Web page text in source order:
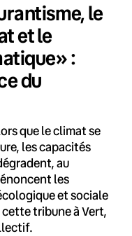
le
et le
:
du
que le climat se
les capacités
au
les
et sociale
cette tribune à Vert,